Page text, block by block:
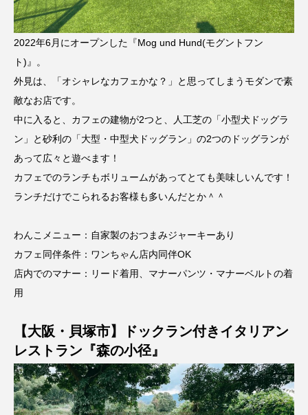
2022年6月にオープンした『Mog und Hund(モグントフン
ト)』。
外見は、「オシャレなカフェかな？」と思ってしまうモダンで素
敵なお店です。
中に入ると、カフェの建物が2つと、人工芝の「小型犬ドッグラ
ン」と砂利の「大型・中型犬ドッグラン」の2つのドッグランが
あって広々と遊べます！
カフェでのランチもボリュームがあってとても美味しいんです！
ランチだけでこられるお客様も多いんだとか＾＾
わんこメニュー：自家製のおつまみジャーキーあり
カフェ同伴条件：ワンちゃん店内同伴OK
店内でのマナー：リード着用、マナーパンツ・マナーベルトの着
用
【大阪・貝塚市】ドックラン付きイタリアン
レストラン『森の小径』